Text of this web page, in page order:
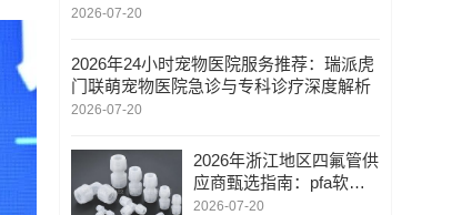
2026-07-20
2026年24小时宠物医院服务推荐：瑞派虎
门联萌宠物医院急诊与专科诊疗深度解析
2026-07-20
2026年浙江地区四氟管供
应商甄选指南：pfa软管
接头/ptfe聚四氟管/技术实
2026-07-20